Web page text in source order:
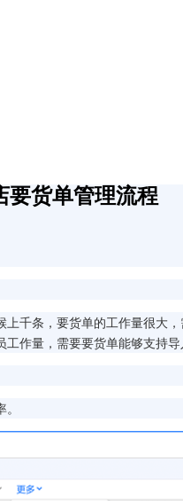
要货单管理流程
千条，要货单的工作量很大
作量，需要要货单能够支持导